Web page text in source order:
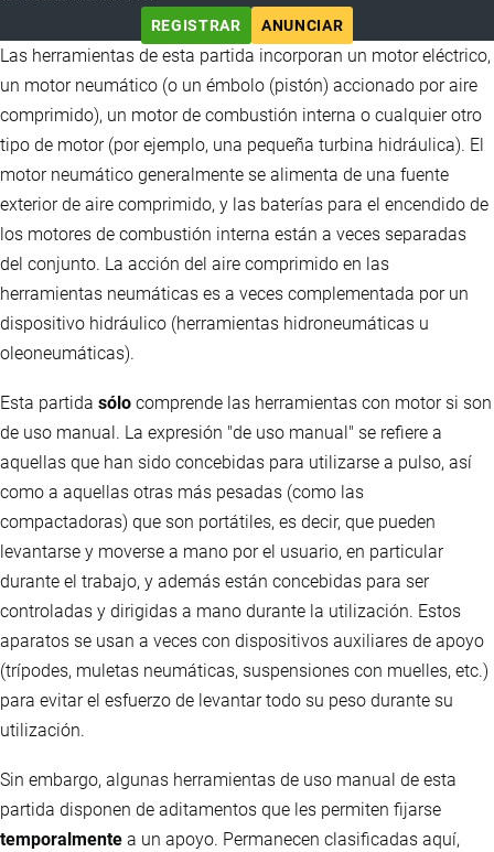
REGISTRAR
ANUNCIAR
Las herramientas de esta partida incorporan un motor eléctrico,
un motor neumático (o un émbolo (pistón) accionado por aire
comprimido), un motor de combustión interna o cualquier otro
tipo de motor (por ejemplo, una pequeña turbina hidráulica). El
motor neumático generalmente se alimenta de una fuente
exterior de aire comprimido, y las baterías para el encendido de
los motores de combustión interna están a veces separadas
del conjunto. La acción del aire comprimido en las
herramientas neumáticas es a veces complementada por un
dispositivo hidráulico (herramientas hidroneumáticas u
oleoneumáticas).
Esta partida sólo comprende las herramientas con motor si son
de uso manual. La expresión "de uso manual" se refiere a
aquellas que han sido concebidas para utilizarse a pulso, así
como a aquellas otras más pesadas (como las
compactadoras) que son portátiles, es decir, que pueden
levantarse y moverse a mano por el usuario, en particular
durante el trabajo, y además están concebidas para ser
controladas y dirigidas a mano durante la utilización. Estos
aparatos se usan a veces con dispositivos auxiliares de apoyo
(trípodes, muletas neumáticas, suspensiones con muelles, etc.)
para evitar el esfuerzo de levantar todo su peso durante su
utilización.
Sin embargo, algunas herramientas de uso manual de esta
partida disponen de aditamentos que les permiten fijarse
temporalmente a un apoyo. Permanecen clasificadas aquí,